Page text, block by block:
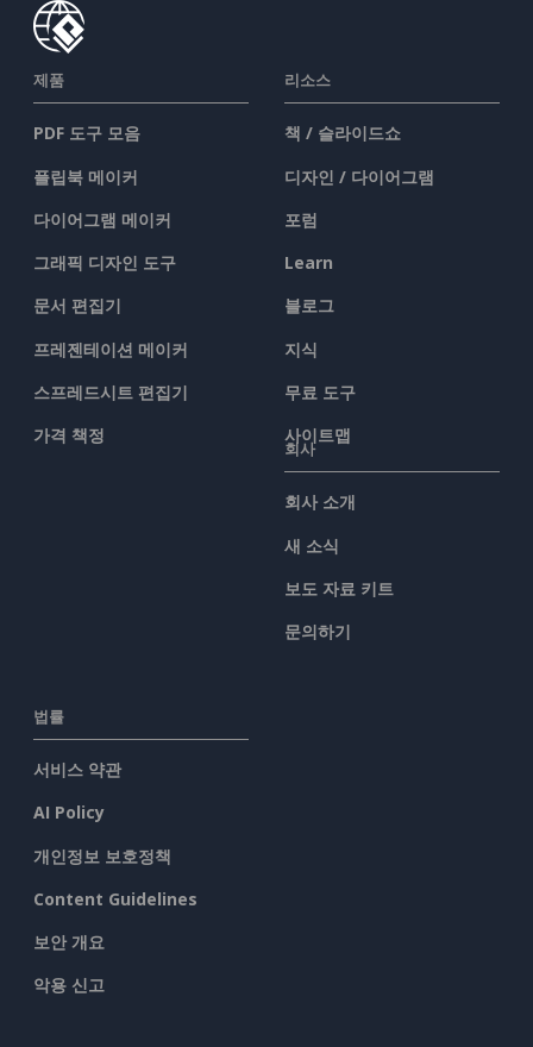
제품
PDF 도구 모음
플립북 메이커
다이어그램 메이커
그래픽 디자인 도구
문서 편집기
프레젠테이션 메이커
스프레드시트 편집기
가격 책정
리소스
책 / 슬라이드쇼
디자인 / 다이어그램
포럼
Learn
블로그
지식
무료 도구
사이트맵
회사
회사 소개
새 소식
보도 자료 키트
문의하기
법률
서비스 약관
AI Policy
개인정보 보호정책
Content Guidelines
보안 개요
악용 신고